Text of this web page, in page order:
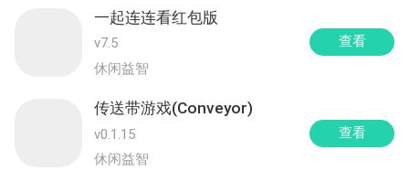
一起连连看红包版
v7.5
休闲益智
查看
传送带游戏(Conveyor)
v0.1.15
休闲益智
查看